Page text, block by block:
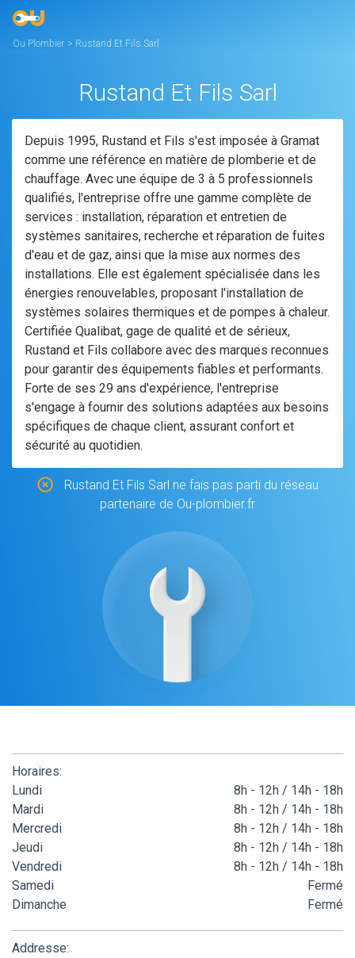
Ou Plombier > Rustand Et Fils Sarl
Rustand Et Fils Sarl
Depuis 1995, Rustand et Fils s'est imposée à Gramat
comme une référence en matière de plomberie et de
chauffage. Avec une équipe de 3 à 5 professionnels
qualifiés, l'entreprise offre une gamme complète de
services : installation, réparation et entretien de
systèmes sanitaires, recherche et réparation de fuites
d'eau et de gaz, ainsi que la mise aux normes des
installations. Elle est également spécialisée dans les
énergies renouvelables, proposant l'installation de
systèmes solaires thermiques et de pompes à chaleur.
Certifiée Qualibat, gage de qualité et de sérieux,
Rustand et Fils collabore avec des marques reconnues
pour garantir des équipements fiables et performants.
Forte de ses 29 ans d'expérience, l'entreprise
s'engage à fournir des solutions adaptées aux besoins
spécifiques de chaque client, assurant confort et
sécurité au quotidien.
Rustand Et Fils Sarl ne fais pas parti du réseau
partenaire de Ou-plombier.fr
Horaires:
Lundi
8h - 12h / 14h - 18h
Mardi
8h - 12h / 14h - 18h
Mercredi
8h - 12h / 14h - 18h
Jeudi
8h - 12h / 14h - 18h
Vendredi
8h - 12h / 14h - 18h
Samedi
Fermé
Dimanche
Fermé
Addresse: